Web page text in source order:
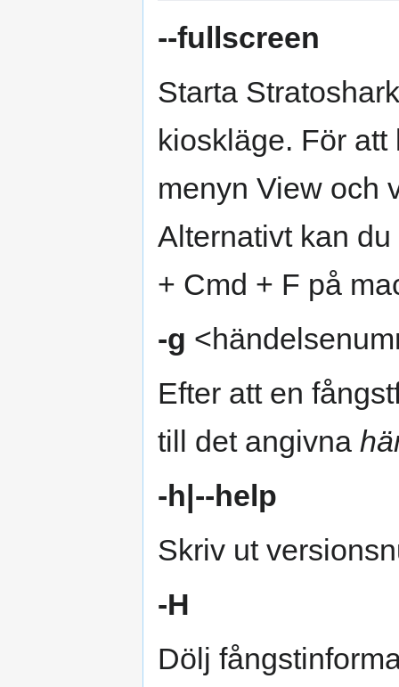
--fullscreen
Starta
kioskläge. För
menyn View och
Alternativt kan
+ Cmd + F på
-g
Efter att en
till det angivna
-h|--help
Skriv ut
-H
Dölj